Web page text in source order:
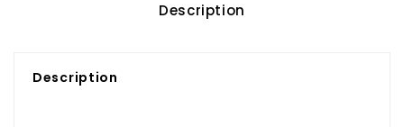
Description
Description